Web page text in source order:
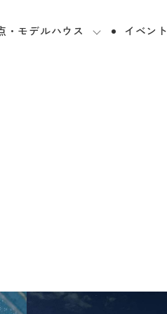
・モデルハウス イベント